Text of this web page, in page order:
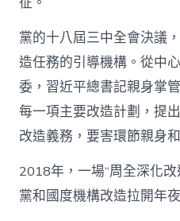
黨的十八屆三中全會決議
造任務的引導機構。從中
委，習近平總書記親身掌
每一項主要改造計劃，提
改造義務，要害環節親身
2018年，一場“周全深化
黨和國度機構改造拉開年